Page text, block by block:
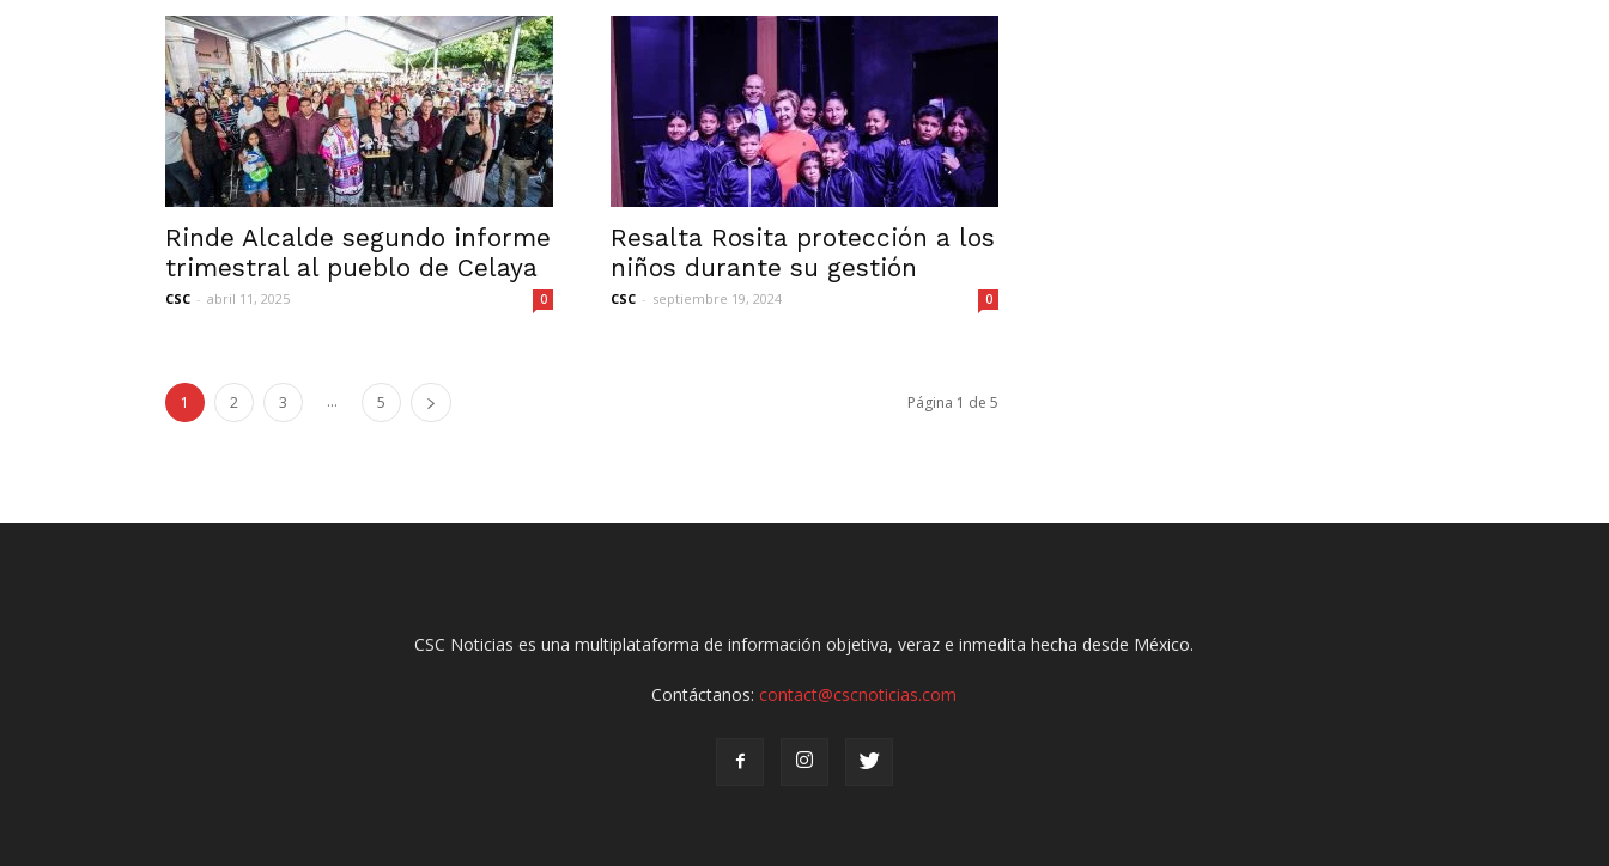
Rinde Alcalde segundo informe
trimestral al pueblo de Celaya
CSC - abril 11, 2025 0
Resalta Rosita protección a los
niños durante su gestión
CSC - septiembre 19, 2024 0
1 2 3 ... 5 Página 1 de 5
CSC Noticias es una multiplataforma de información objetiva, veraz e inmedita hecha desde México.
Contáctanos:contact@cscnoticias.com